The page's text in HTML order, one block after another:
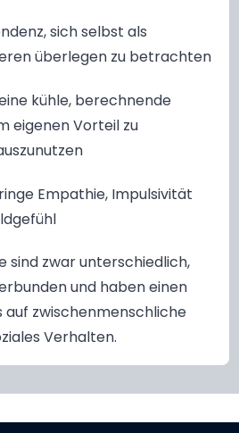
sich selbst als
überlegen zu betrachten
kühle, berechnende
eigenen Vorteil zu
Empathie, Impulsivität
sind zwar unterschiedlich,
und haben einen
auf zwischenmenschliche
Verhalten.